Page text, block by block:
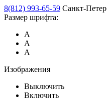
8(812) 993-65-59 Санкт-
Размер шрифта:
А
А
А
Изображения
Выключить
Включить